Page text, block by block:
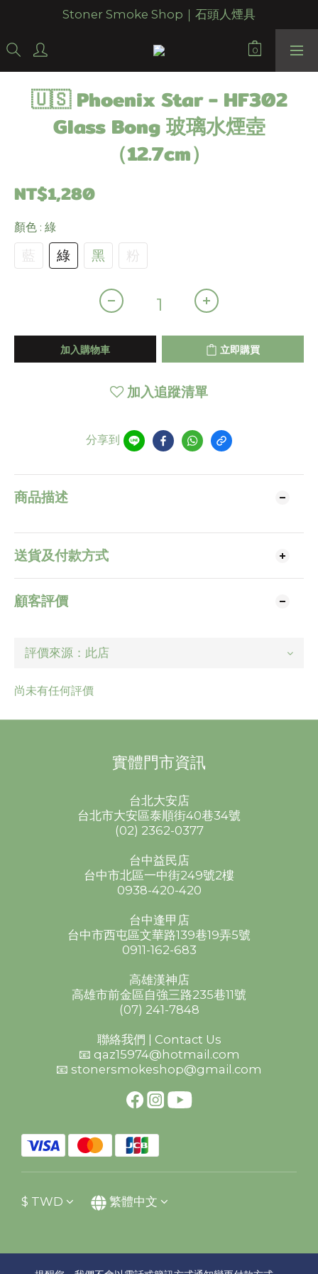
Stoner Smoke Shop｜石頭人煙具
🇺🇸 Phoenix Star - HF302
Glass Bong 玻璃水煙壺
（12.7cm）
NT$1,280
顏色 : 綠
藍 綠 黑 粉
加入購物車 立即購買
加入追蹤清單
分享到
商品描述
送貨及付款方式
顧客評價
尚未有任何評價
實體門市資訊
台北大安店
台北市大安區泰順街40巷34號
(02) 2362-0377
台中益民店
台中市北區一中街249號2樓
0938-420-420
台中逢甲店
台中市西屯區文華路139巷19弄5號
0911-162-683
高雄漢神店
高雄市前金區自強三路235巷11號
(07) 241-7848
聯絡我們 | Contact Us
📧 qaz15974@hotmail.com
📧 stonersmokeshop@gmail.com
$ TWD 繁體中文